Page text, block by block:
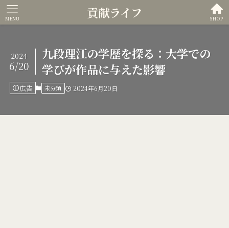
貢献ライフ SHOP
MENU
九段理江の学歴を探る：大学での
学びが作品に与えた影響
2024
6/20
広告 未分類 2024年6月20日